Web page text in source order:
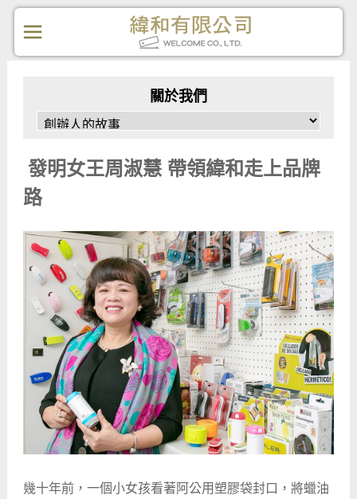
關於我們
發明女王周淑慧 帶領緯和走上品牌
路
幾十年前，一個小女孩看著阿公用塑膠袋封口，將蠟油